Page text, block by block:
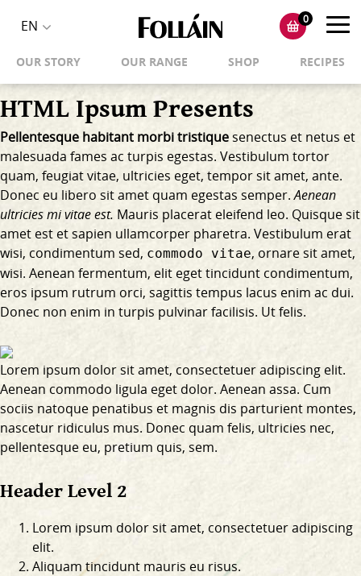
EN
language
selector
0
OUR STORY OUR RANGE SHOP RECIPES
HTML Ipsum Presents
Pellentesque habitant morbi tristiquesenectus et netus et
malesuada fames ac turpis egestas. Vestibulum tortor
quam, feugiat vitae, ultricies eget, tempor sit amet, ante.
Donec eu libero sit amet quam egestas semper.Aenean
ultricies mi vitae est. Mauris placerat eleifend leo. Quisque sit
amet est et sapien ullamcorper pharetra. Vestibulum erat
wisi, condimentum sed, commodo vitae, ornare sit amet,
wisi. Aenean fermentum, elit eget tincidunt condimentum,
eros ipsum rutrum orci, sagittis tempus lacus enim ac dui.
Donec non enim in turpis pulvinar facilisis. Ut felis.
Lorem ipsum dolor sit amet, consectetuer adipiscing elit.
Aenean commodo ligula eget dolor. Aenean assa. Cum
sociis natoque penatibus et magnis dis parturient montes,
nascetur ridiculus mus. Donec quam felis, ultricies nec,
pellentesque eu, pretium quis, sem.
Header Level 2
Lorem ipsum dolor sit amet, consectetuer adipiscing
elit.
Aliquam tincidunt mauris eu risus.